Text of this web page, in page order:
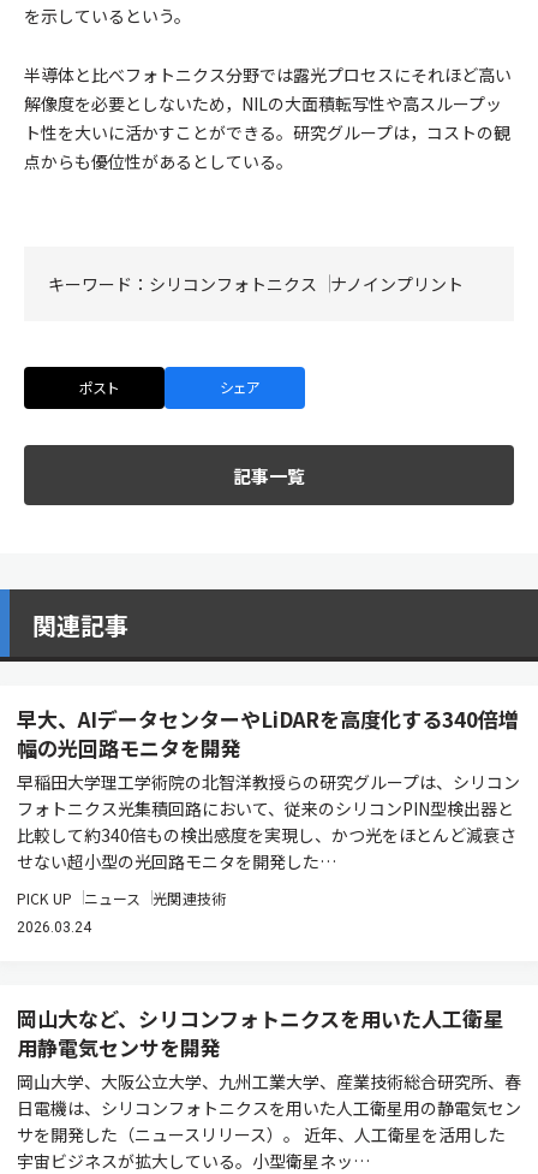
を示しているという。
半導体と比べフォトニクス分野では露光プロセスにそれほど高い
解像度を必要としないため，NILの大面積転写性や高スループッ
ト性を大いに活かすことができる。研究グループは，コストの観
点からも優位性があるとしている。
キーワード： シリコンフォトニクス ナノインプリント
ポスト シェア
記事一覧
関連記事
早大、AIデータセンターやLiDARを高度化する340倍増
幅の光回路モニタを開発
早稲田大学理工学術院の北智洋教授らの研究グループは、シリコン
フォトニクス光集積回路において、従来のシリコンPIN型検出器と
比較して約340倍もの検出感度を実現し、かつ光をほとんど減衰さ
せない超小型の光回路モニタを開発した…
PICK UP ニュース 光関連技術
2026.03.24
岡山大など、シリコンフォトニクスを用いた人工衛星
用静電気センサを開発
岡山大学、大阪公立大学、九州工業大学、産業技術総合研究所、春
日電機は、シリコンフォトニクスを用いた人工衛星用の静電気セン
サを開発した（ニュースリリース）。 近年、人工衛星を活用した
宇宙ビジネスが拡大している。小型衛星ネッ…